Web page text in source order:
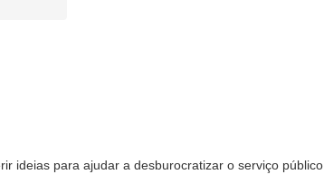
ideias para ajudar a desburocratizar o serviço público.